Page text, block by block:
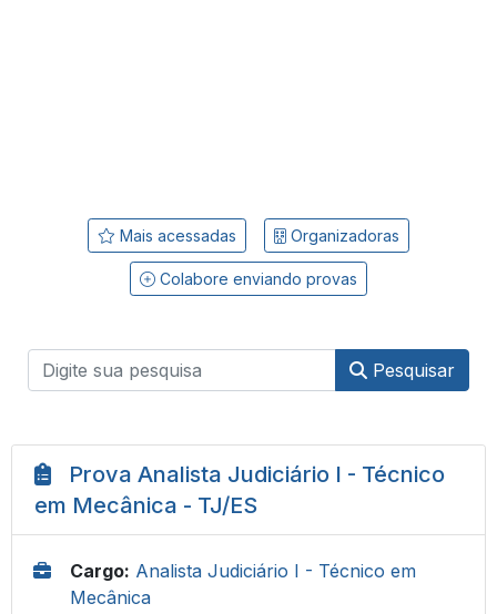
Mais acessadas Organizadoras
Colabore enviando provas
Pesquisar
Prova Analista Judiciário I - Técnico
em Mecânica - TJ/ES
Cargo: Analista Judiciário I - Técnico em
Mecânica